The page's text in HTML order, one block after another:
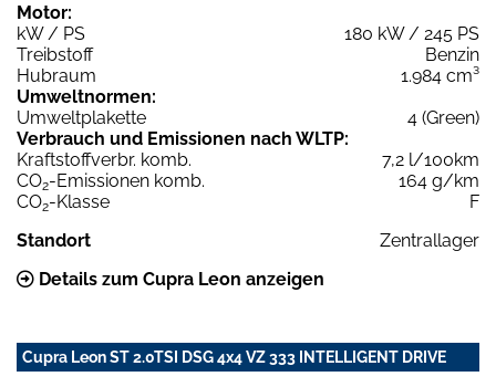
Motor:
kW / PS
180 kW / 245 PS
Treibstoff
Benzin
Hubraum
1.984 cm³
Umweltnormen:
Umweltplakette
4 (Green)
Verbrauch und Emissionen nach WLTP:
Kraftstoffverbr. komb.
7,2 l/100km
CO2-Emissionen komb.
164 g/km
CO2-Klasse
F
Standort
Zentrallager
Details zum Cupra Leon anzeigen
Cupra Leon ST 2.0TSI DSG 4x4 VZ 333 INTELLIGENT DRIVE